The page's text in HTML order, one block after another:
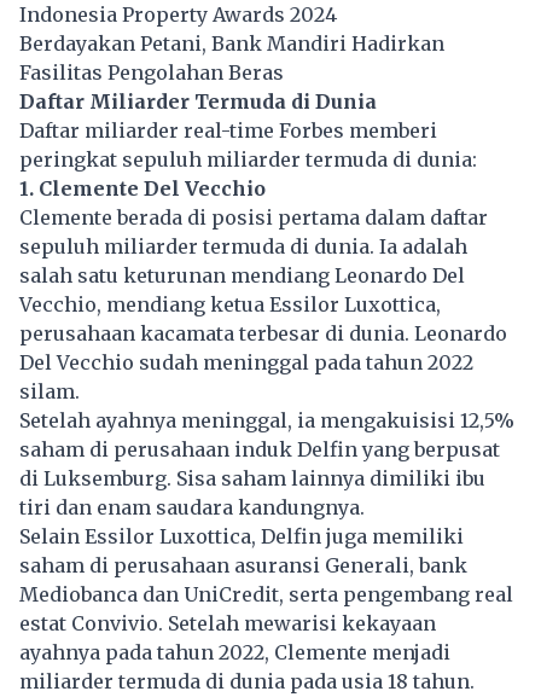
Indonesia Property Awards 2024
Berdayakan Petani, Bank Mandiri Hadirkan
Fasilitas Pengolahan Beras
Daftar Miliarder Termuda di Dunia
Daftar miliarder real-time Forbes memberi
peringkat sepuluh miliarder termuda di dunia:
1. Clemente Del Vecchio
Clemente berada di posisi pertama dalam daftar
sepuluh miliarder termuda di dunia. Ia adalah
salah satu keturunan mendiang Leonardo Del
Vecchio, mendiang ketua Essilor Luxottica,
perusahaan kacamata terbesar di dunia. Leonardo
Del Vecchio sudah meninggal pada tahun 2022
silam.
Setelah ayahnya meninggal, ia mengakuisisi 12,5%
saham di perusahaan induk Delfin yang berpusat
di Luksemburg. Sisa saham lainnya dimiliki ibu
tiri dan enam saudara kandungnya.
Selain Essilor Luxottica, Delfin juga memiliki
saham di perusahaan asuransi Generali, bank
Mediobanca dan UniCredit, serta pengembang real
estat Convivio. Setelah mewarisi kekayaan
ayahnya pada tahun 2022, Clemente menjadi
miliarder termuda di dunia pada usia 18 tahun.